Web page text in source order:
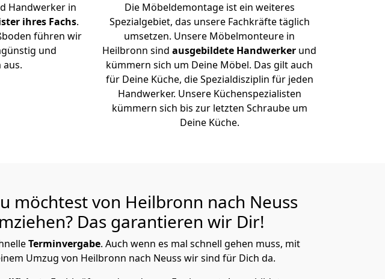
Handwerker in
ihres Fachs.
führen wir
und
Die Möbeldemontage ist ein weiteres
Spezialgebiet, das unsere Fachkräfte täglich
umsetzen. Unsere Möbelmonteure in
Heilbronn sind ausgebildete Handwerker und
kümmern sich um Deine Möbel. Das gilt auch
für Deine Küche, die Spezialdisziplin für jeden
Handwerker. Unsere Küchenspezialisten
kümmern sich bis zur letzten Schraube um
Deine Küche.
möchtest von Heilbronn nach Neuss
Das garantieren wir Dir!
Terminvergabe. Auch wenn es mal schnell gehen muss, mit
Umzug von Heilbronn nach Neuss wir sind für Dich da.